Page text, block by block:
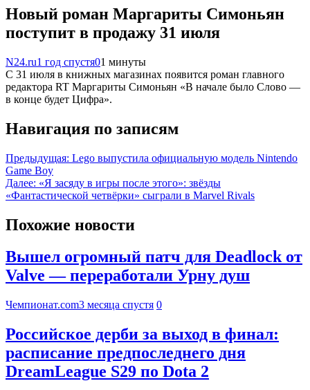
Новый роман Маргариты Симоньян
поступит в продажу 31 июля
N24.ru1 год спустя01 минуты
С 31 июля в книжных магазинах появится роман главного
редактора RT Маргариты Симоньян «В начале было Слово —
в конце будет Цифра».
Навигация по записям
Предыдущая: Lego выпустила официальную модель Nintendo
Game Boy
Далее: «Я засяду в игры после этого»: звёзды
«Фантастической четвёрки» сыграли в Marvel Rivals
Похожие новости
Вышел огромный патч для Deadlock от
Valve — переработали Урну душ
Чемпионат.com3 месяца спустя 0
Российское дерби за выход в финал:
расписание предпоследнего дня
DreamLeague S29 по Dota 2